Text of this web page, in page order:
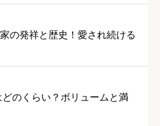
の発祥と歴史！愛され続ける
のくらい？ボリュームと満